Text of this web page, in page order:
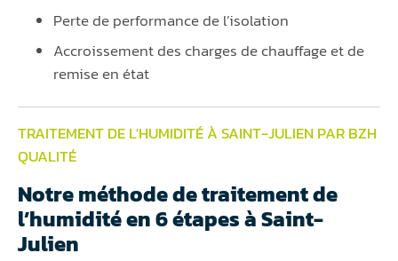
Perte de performance de l’isolation
Accroissement des charges de chauffage et de
remise en état
TRAITEMENT DE L'HUMIDITÉ À SAINT-JULIEN PAR BZH
QUALITÉ
Notre méthode de traitement de
l’humidité en 6 étapes à Saint-
Julien